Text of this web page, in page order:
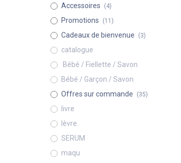
Accessoires (4)
Promotions (11)
Cadeaux de bienvenue (3)
catalogue
​ Bébé / Fiellette / Savon
Bébé / Garçon / Savon
Offres sur commande
(35)
livre
lèvre
SERUM
maqu